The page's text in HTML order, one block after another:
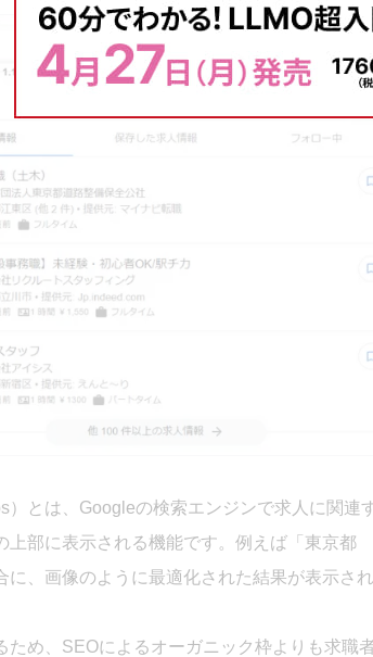
）とは、Googleの検索エンジンで求人に関連
上部に表示される機能です。例えば「東京
、画像のように最適化された結果が表示され
ため、SEOによるオーガニック枠よりも求職